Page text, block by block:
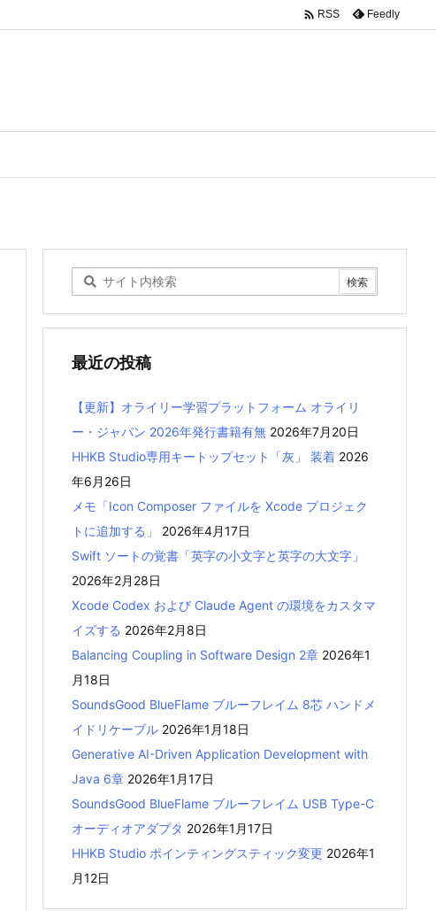
 RSS Feedly
最近の投稿
【更新】オライリー学習プラットフォーム オライリ
ー・ジャパン 2026年発行書籍有無 2026年7月20日
HHKB Studio専用キートップセット「灰」 装着 2026
年6月26日
メモ「Icon Composer ファイルを Xcode プロジェク
トに追加する」
2026年4月17日
Swift ソートの覚書「英字の小文字と英字の大文字」
2026年2月28日
Xcode Codex および Claude Agent の環境をカスタマ
イズする 2026年2月8日
Balancing Coupling in Software Design 2章 2026年1
月18日
SoundsGood BlueFlame ブルーフレイム 8芯 ハンドメ
イドリケーブル 2026年1月18日
Generative AI-Driven Application Development with
Java 6章 2026年1月17日
SoundsGood BlueFlame ブルーフレイム USB Type-C
オーディオアダプタ 2026年1月17日
HHKB Studio ポインティングスティック変更 2026年1
月12日